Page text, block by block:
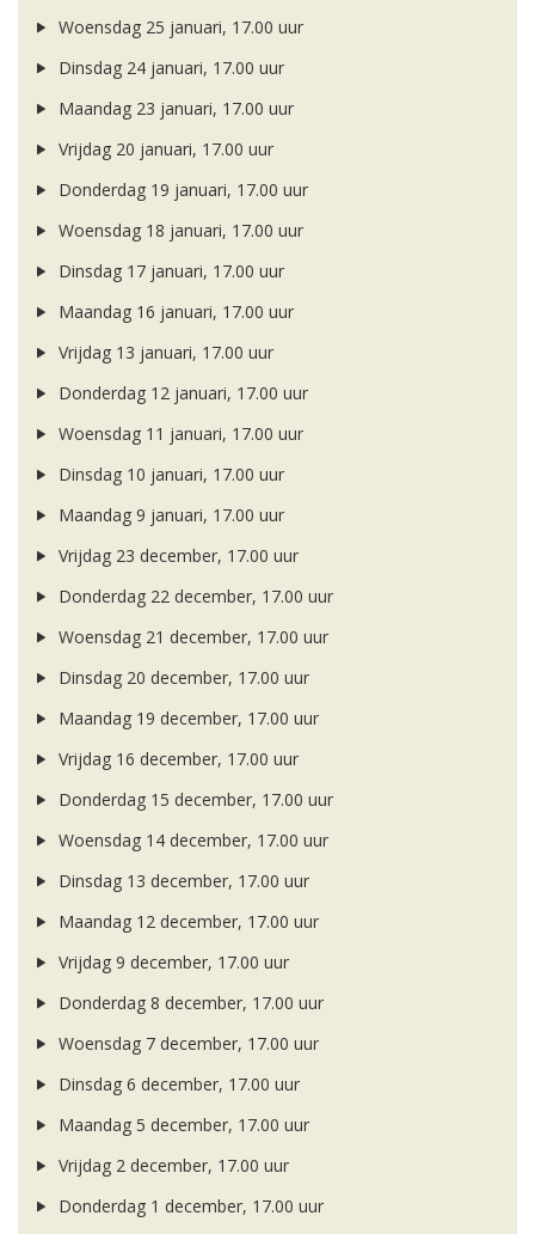
Woensdag 25 januari, 17.00 uur
Dinsdag 24 januari, 17.00 uur
Maandag 23 januari, 17.00 uur
Vrijdag 20 januari, 17.00 uur
Donderdag 19 januari, 17.00 uur
Woensdag 18 januari, 17.00 uur
Dinsdag 17 januari, 17.00 uur
Maandag 16 januari, 17.00 uur
Vrijdag 13 januari, 17.00 uur
Donderdag 12 januari, 17.00 uur
Woensdag 11 januari, 17.00 uur
Dinsdag 10 januari, 17.00 uur
Maandag 9 januari, 17.00 uur
Vrijdag 23 december, 17.00 uur
Donderdag 22 december, 17.00 uur
Woensdag 21 december, 17.00 uur
Dinsdag 20 december, 17.00 uur
Maandag 19 december, 17.00 uur
Vrijdag 16 december, 17.00 uur
Donderdag 15 december, 17.00 uur
Woensdag 14 december, 17.00 uur
Dinsdag 13 december, 17.00 uur
Maandag 12 december, 17.00 uur
Vrijdag 9 december, 17.00 uur
Donderdag 8 december, 17.00 uur
Woensdag 7 december, 17.00 uur
Dinsdag 6 december, 17.00 uur
Maandag 5 december, 17.00 uur
Vrijdag 2 december, 17.00 uur
Donderdag 1 december, 17.00 uur